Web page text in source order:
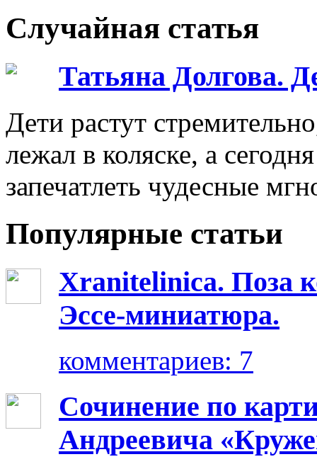
Случайная статья
Татьяна Долгова.
Дети растут
лежал в коляске, а
запечатлеть чудесные
Популярные статьи
Xranitelinica. Поза
Эссе-миниатюра.
комментариев: 7
Сочинение по
Андреевича